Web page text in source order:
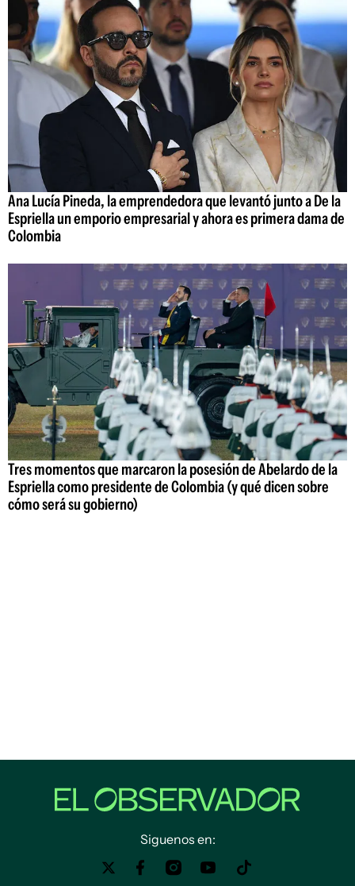
Ana Lucía Pineda, la emprendedora que levantó junto a De la
Espriella un emporio empresarial y ahora es primera dama de
Colombia
Tres momentos que marcaron la posesión de Abelardo de la
Espriella como presidente de Colombia (y qué dicen sobre
cómo será su gobierno)
Siguenos en: